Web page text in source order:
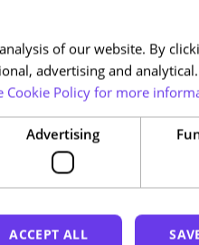
of our website. By
advertising and analytical.
Cookie Policy for more
Advertising
ACCEPT ALL